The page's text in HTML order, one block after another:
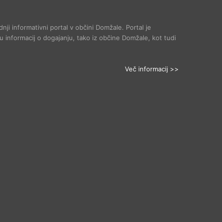
informativni portal v občini Domžale. Portal je
informacij o dogajanju, tako iz občine Domžale, kot tudi
Več informacij >>